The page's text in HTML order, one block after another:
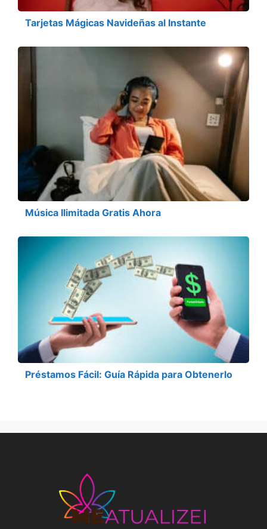
Tarjetas Mágicas Navideñas al Instante
Música Ilimitada Gratis Ahora
Préstamos Fácil: Guía Rápida para Obtenerlo